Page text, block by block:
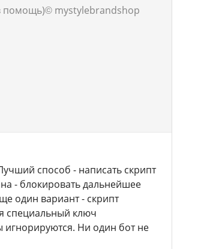
помощь)© mystylebrandshop
способ - написать скрипт
- блокировать дальнейшее
один вариант - скрипт
специальный ключ
Ни один бот не